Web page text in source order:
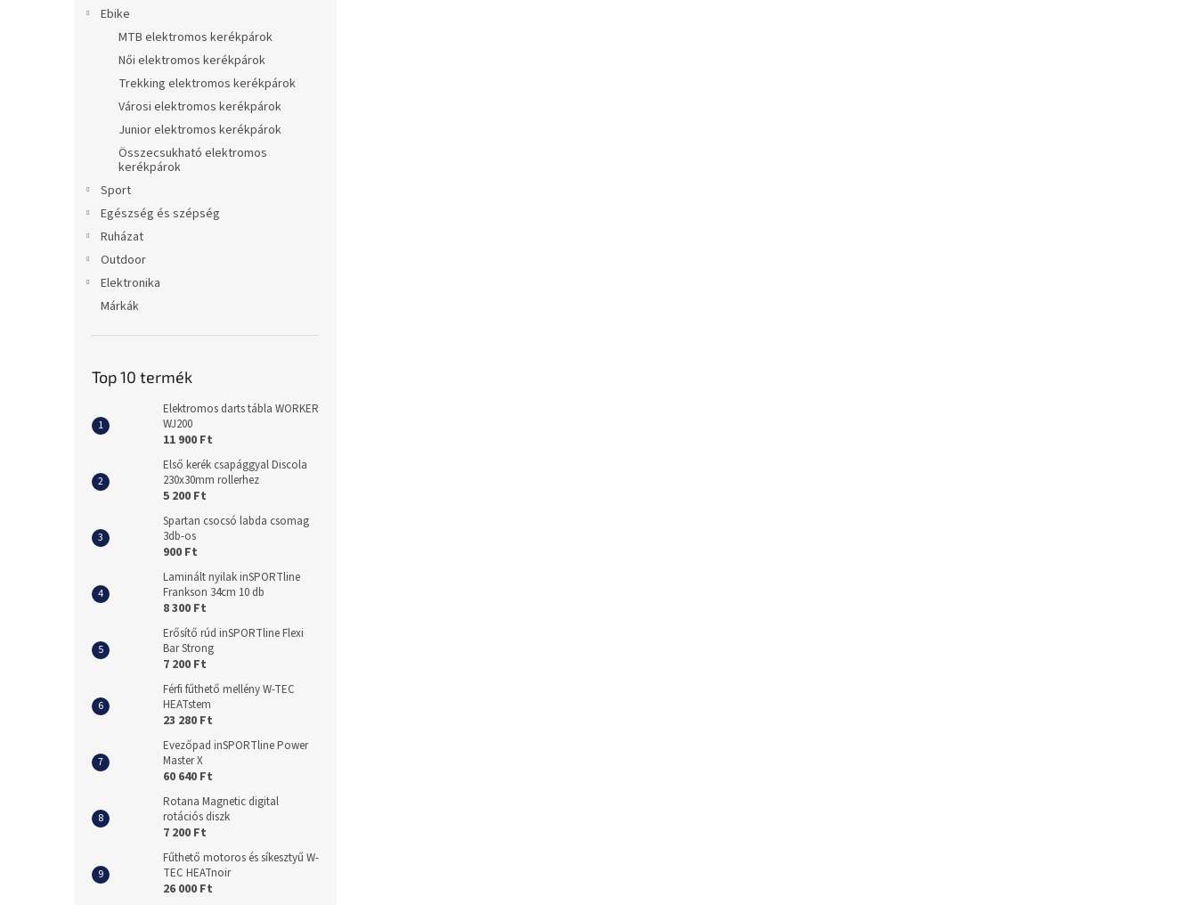
Ebike
MTB elektromos kerékpárok
Női elektromos kerékpárok
Trekking elektromos kerékpárok
Városi elektromos kerékpárok
Junior elektromos kerékpárok
Összecsukható elektromos
kerékpárok
Sport
Egészség és szépség
Ruházat
Outdoor
Elektronika
Márkák
Top 10 termék
Elektromos darts tábla WORKER
WJ200
11 900 Ft
Első kerék csapággyal Discola
230x30mm rollerhez
5 200 Ft
Spartan csocsó labda csomag
3db-os
900 Ft
Laminált nyilak inSPORTline
Frankson 34cm 10 db
8 300 Ft
Erősítő rúd inSPORTline Flexi
Bar Strong
7 200 Ft
Férfi fűthető mellény W-TEC
HEATstem
23 280 Ft
Evezőpad inSPORTline Power
Master X
60 640 Ft
Rotana Magnetic digital
rotációs diszk
7 200 Ft
Fűthető motoros és síkesztyű W-
TEC HEATnoir
26 000 Ft